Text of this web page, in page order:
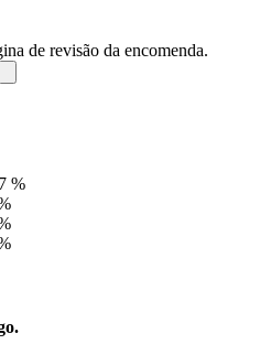
de revisão da encomenda.
7 %